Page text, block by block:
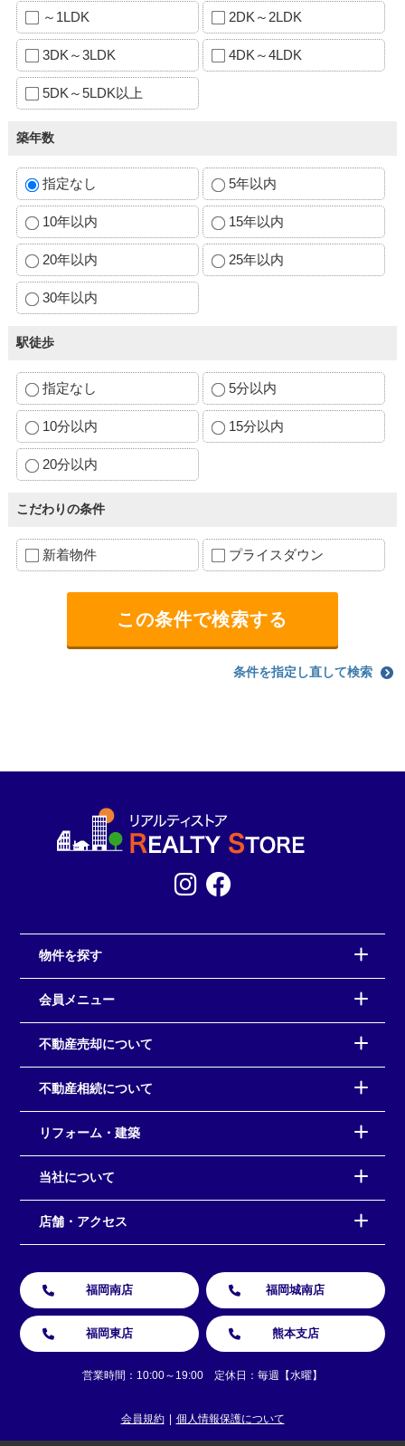
～1LDK 2DK～2LDK
3DK～3LDK 4DK～4LDK
5DK～5LDK以上
築年数
指定なし 5年以内
10年以内 15年以内
20年以内 25年以内
30年以内
駅徒歩
指定なし 5分以内
10分以内 15分以内
20分以内
こだわりの条件
新着物件 プライスダウン
条件を指定し直して検索
物件を探す
会員メニュー
不動産売却について
不動産相続について
リフォーム・建築
当社について
店舗・アクセス
福岡南店 福岡城南店
福岡東店 熊本支店
営業時間：10:00～19:00 定休日：毎週【水曜】
会員規約 個人情報保護について